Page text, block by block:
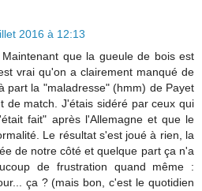
2016 à 12:13
que la gueule de bois est
vrai qu'on a clairement manqué de
part la "maladresse" (hmm) de Payet
de match. J'étais sidéré par ceux qui
fait" après l'Allemagne et que le
Le résultat s'est joué à rien, la
de notre côté et quelque part ça n'a
de frustration quand même :
ça ? (mais bon, c'est le quotidien